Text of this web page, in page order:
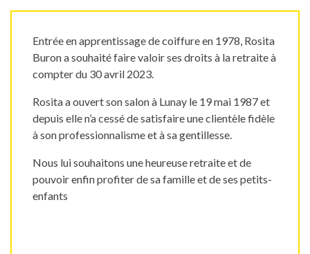
Entrée en apprentissage de coiffure en 1978, Rosita
Buron a souhaité faire valoir ses droits à la retraite à
compter du 30 avril 2023.
Rosita a ouvert son salon à Lunay le 19 mai 1987 et
depuis elle n’a cessé de satisfaire une clientèle fidèle
à son professionnalisme et à sa gentillesse.
Nous lui souhaitons une heureuse retraite et de
pouvoir enfin profiter de sa famille et de ses petits-
enfants